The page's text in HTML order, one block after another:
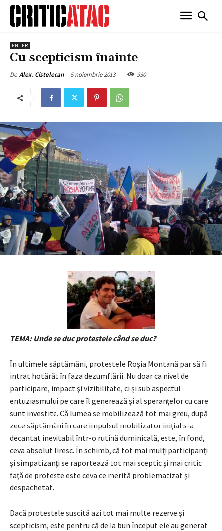
ENTER
Cu scepticism înainte
De Alex. Cistelecan 5 noiembrie 2013 930
TEMA: Unde se duc protestele când se duc?
În ultimele săptămâni, protestele Roşia Montană par să fi
intrat hotărât în faza dezumflării. Nu doar ca nivel de
participare, impact şi vizibilitate, ci şi sub aspectul
entuziasmului pe care îl generează şi al speranţelor cu care
sunt investite. Că lumea se mobilizează tot mai greu, după
zece săptămâni în care impulsul mobilizator iniţial s-a
decantat inevitabil într-o rutină duminicală, este, în fond,
ceva absolut firesc. În schimb, că tot mai mulţi participanţi
şi simpatizanţi se raportează tot mai sceptic şi mai critic
faţă de proteste este ceva ce merită problematizat şi
despachetat.
Dacă protestele suscită azi tot mai multe rezerve şi
scepticism, este pentru că de la bun început ele au generat